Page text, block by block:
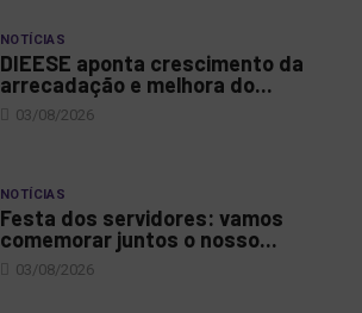
NOTÍCIAS
DIEESE aponta crescimento da
arrecadação e melhora do...
03/08/2026
NOTÍCIAS
Festa dos servidores: vamos
comemorar juntos o nosso...
03/08/2026